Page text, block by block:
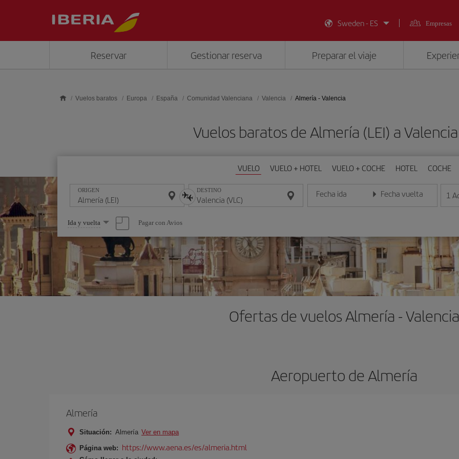
Sweden - ES
Empresas
Reservar Gestionar reserva Preparar el viaje
Vuelos baratos Europa España Comunidad Valenciana Valencia Almería - Valencia
Vuelos baratos de Almería (LEI) a
VUELO VUELO + HOTEL VUELO + COCHE HOTEL COCHE
ORIGEN DESTINO Fecha ida
Introduce la fecha en formato día/mes/año
Fecha vuelta
Introduce la fecha en 1
Seleccione
una
opción
Ida y vuelta Pagar con Avios
Ofertas de vuelos Almería - Valencia
Aeropuerto de Almería
Almería
Situación: Almería Ver en mapa
Página web: https://www.aena.es/es/almeria.html